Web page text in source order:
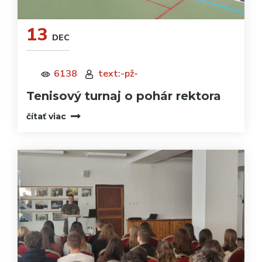
13 DEC
6138 text:-pž-
Tenisový turnaj o pohár rektora
čítať viac